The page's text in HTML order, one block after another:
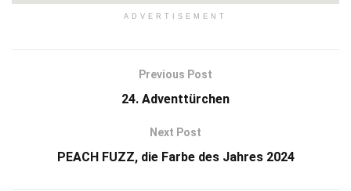
ADVERTISEMENT
Previous Post
24. Adventtürchen
Next Post
PEACH FUZZ, die Farbe des Jahres 2024